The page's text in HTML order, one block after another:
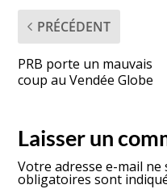
PRÉCÉDENT
PRB porte un mauvais
coup au Vendée Globe
Laisser un
Votre adresse e-mail ne
obligatoires sont